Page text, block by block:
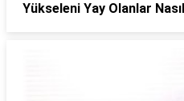
Yükseleni Yay Olanlar